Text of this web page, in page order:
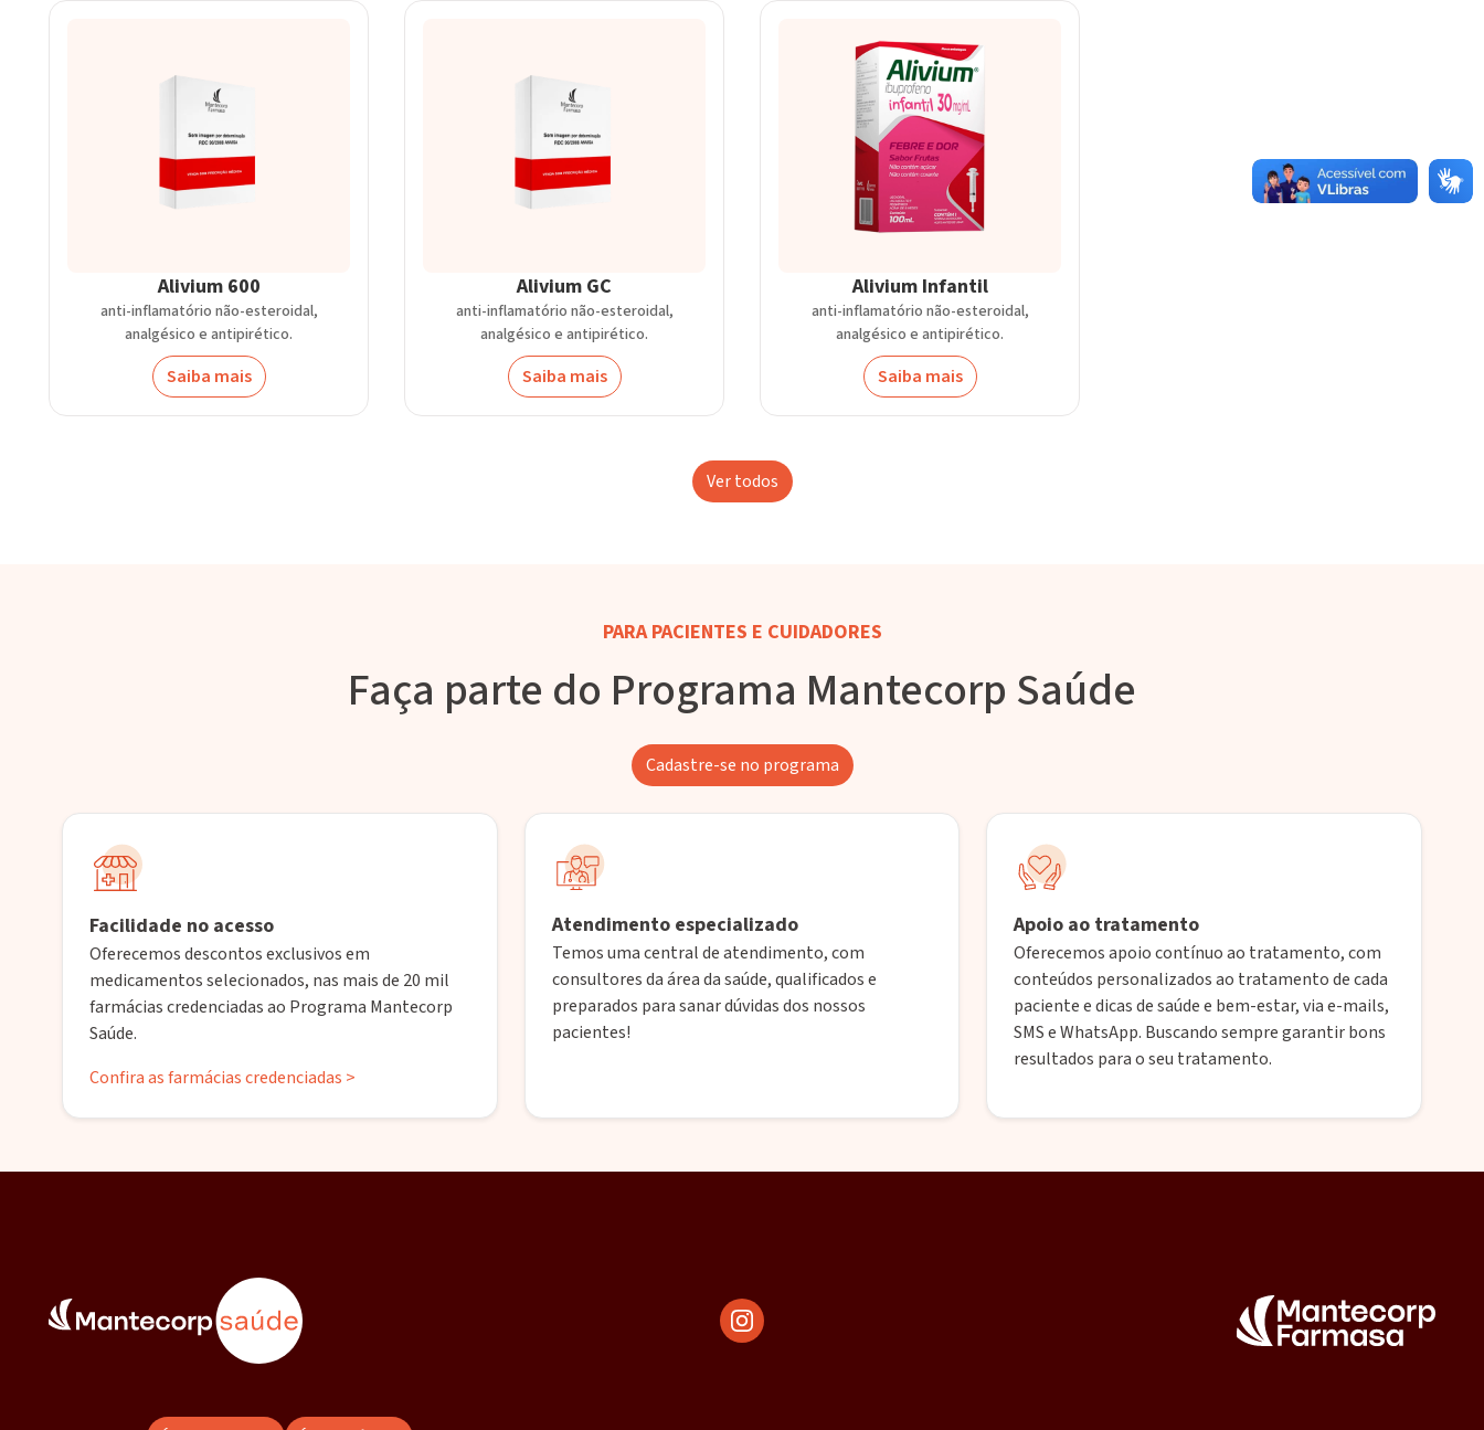
Alivium 600
anti-inflamatório não-esteroidal,
analgésico e antipirético.
Saiba mais
Alivium GC
anti-inflamatório não-esteroidal,
analgésico e antipirético.
Saiba mais
Alivium Infantil
anti-inflamatório não-esteroidal,
analgésico e antipirético.
Saiba mais
Ver todos
PARA PACIENTES E CUIDADORES
Faça parte do Programa Mantecorp Saúde
Cadastre-se no programa
Facilidade no acesso
Oferecemos descontos exclusivos em
medicamentos selecionados, nas mais de 20 mil
farmácias credenciadas ao Programa Mantecorp
Saúde.
Confira as farmácias credenciadas >
Atendimento especializado
Temos uma central de atendimento, com
consultores da área da saúde, qualificados e
preparados para sanar dúvidas dos nossos
pacientes!
Apoio ao tratamento
Oferecemos apoio contínuo ao tratamento, com
conteúdos personalizados ao tratamento de cada
paciente e dicas de saúde e bem-estar, via e-mails,
SMS e WhatsApp. Buscando sempre garantir bons
resultados para o seu tratamento.